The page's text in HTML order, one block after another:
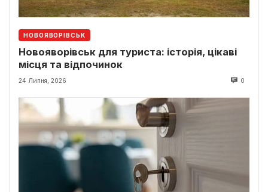
НОВОЯВОРІВСЬК
Новояворівськ для туриста: історія, цікаві
місця та відпочинок
24 Липня, 2026 0